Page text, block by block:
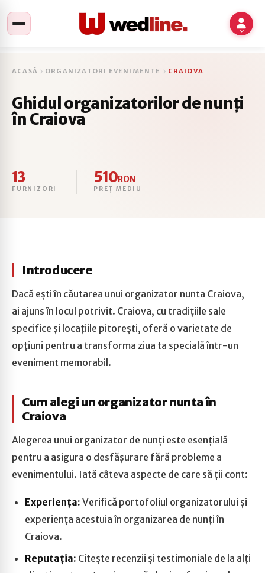
ACASĂ ORGANIZATORI EVENIMENTE CRAIOVA
Ghidul organizatorilor de nunți
în Craiova
13
FURNIZORI
510RON
PREȚ MEDIU
Introducere
Dacă ești în căutarea unui organizator nunta Craiova,
ai ajuns în locul potrivit. Craiova, cu tradițiile sale
specifice și locațiile pitorești, oferă o varietate de
opțiuni pentru a transforma ziua ta specială într-un
eveniment memorabil.
Cum alegi un organizator nunta în
Craiova
Alegerea unui organizator de nunți este esențială
pentru a asigura o desfășurare fără probleme a
evenimentului. Iată câteva aspecte de care să ții cont:
Experiența: Verifică portofoliul organizatorului și
experiența acestuia în organizarea de nunți în
Craiova.
Reputația: Citește recenzii și testimoniale de la alți